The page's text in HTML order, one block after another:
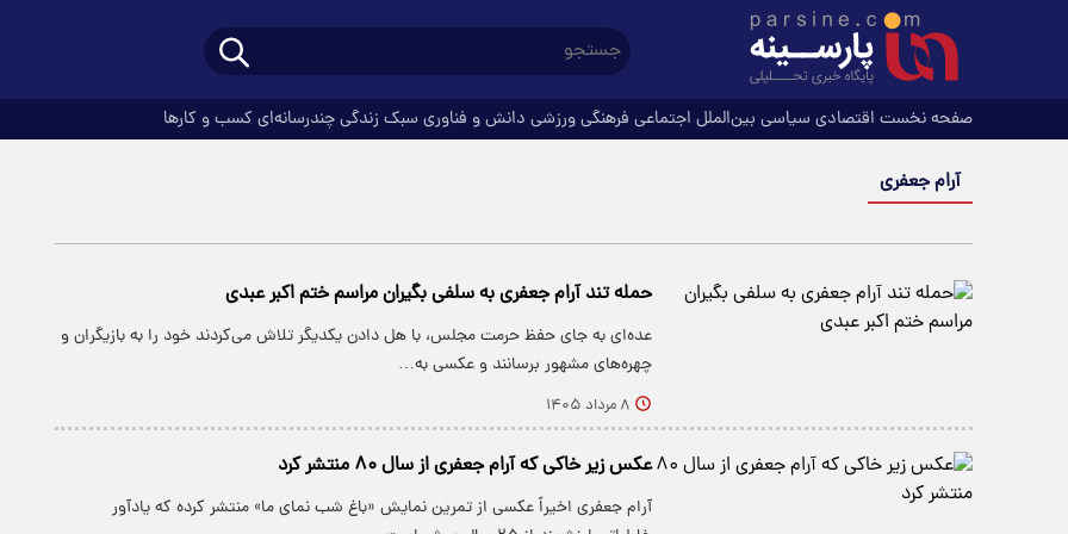
صفحه نخست اقتصادی سیاسی بین‌الملل اجتماعی فرهنگیورزشی دانش و فناوری سبک زندگیچندرسانه‌ای کسب و کارها
آرام جعفری
حمله تند آرام جعفری به سلفی بگیران مراسم ختم اکبر عبدی
عده‌ای به جای حفظ حرمت مجلس، با هل دادن یکدیگر تلاش می‌کردند خود را به بازیگران و
چهره‌های مشهور برسانند و عکسی به…
۸ مرداد ۱۴۰۵
عکس زیر خاکی که آرام جعفری از سال ۸۰ منتشر کرد
آرام جعفری اخیراً عکسی از تمرین نمایش «باغ شب نمای ما» منتشر کرده که یادآور